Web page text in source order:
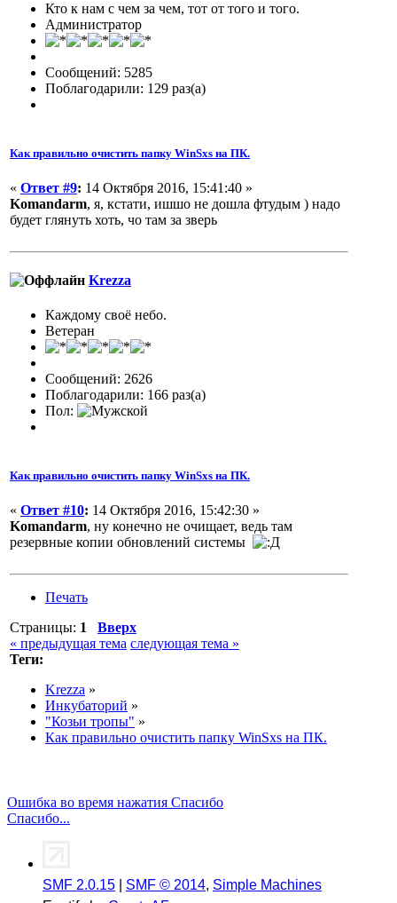
Кто к нам с чем за чем, тот от того и того.
Администратор
Сообщений: 5285
Поблагодарили: 129 раз(а)
Как правильно очистить папку WinSxs на ПК.
« Ответ #9: 14 Октября 2016, 15:41:40 »
Komandarm, я, кстати, ишшо не дошла фтудым ) надо
будет глянуть хоть, чо там за зверь
Krezza
Каждому своё небо.
Ветеран
Сообщений: 2626
Поблагодарили: 166 раз(а)
Пол:
Как правильно очистить папку WinSxs на ПК.
« Ответ #10: 14 Октября 2016, 15:42:30 »
Komandarm, ну конечно не очищает, ведь там
резервные копии обновлений системы
Печать
Страницы: 1
Вверх
« предыдущая тема следующая тема »
Теги:
Krezza »
Инкубаторий »
"Козьи тропы" »
Как правильно очистить папку WinSxs на ПК.
Ошибка во время нажатия Спасибо
Спасибо...
SMF 2.0.15 SMF © 2014, Simple Machines